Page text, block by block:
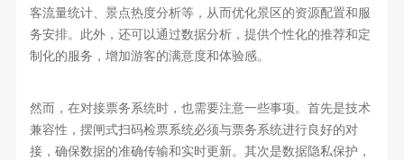
客流量统计、景点热度分析等，从而优化景区的资源配置和服
务安排。此外，还可以通过数据分析，提供个性化的推荐和定
制化的服务，增加游客的满意度和体验感。
然而，在对接票务系统时，也需要注意一些事项。首先是技术
兼容性，摆闸式扫码检票系统必须与票务系统进行良好的对
接，确保数据的准确传输和实时更新。其次是数据隐私保护，